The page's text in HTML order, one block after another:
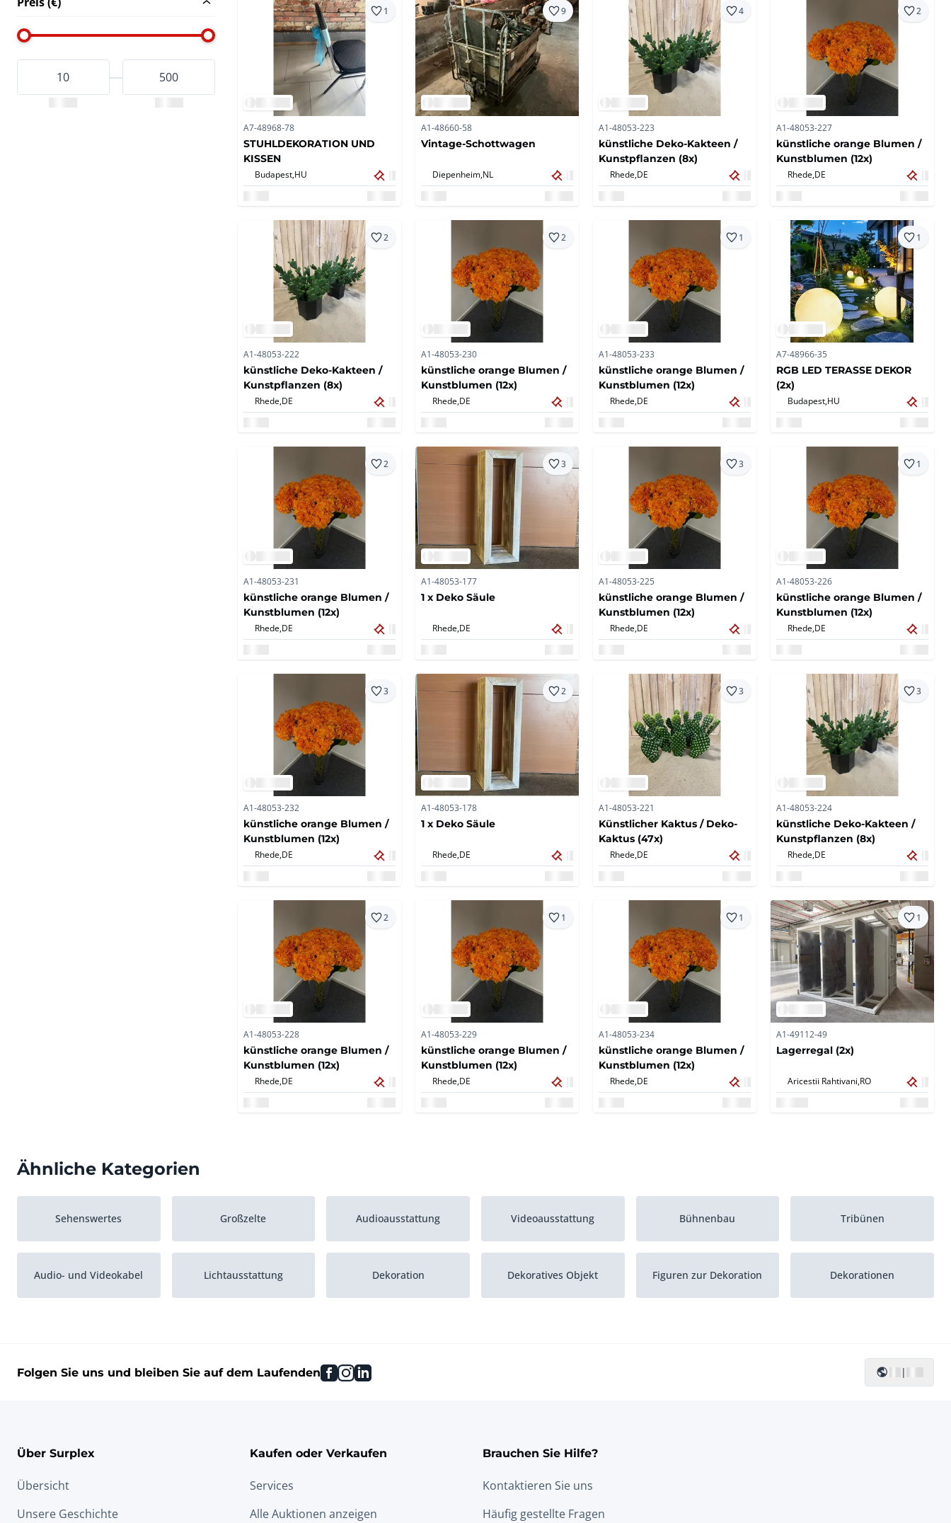
1
A7-48968-78
STUHLDEKORATION UND
KISSEN
Budapest, HU
9
A1-48660-58
Vintage-Schottwagen
Diepenheim, NL
4
A1-48053-223
künstliche Deko-Kakteen /
Kunstpflanzen (8x)
Rhede, DE
2
A1-48053-227
künstliche orange Blumen /
Kunstblumen (12x)
Rhede, DE
2
A1-48053-222
künstliche Deko-Kakteen /
Kunstpflanzen (8x)
Rhede,DE
2
A1-48053-230
künstliche orange Blumen /
Kunstblumen (12x)
Rhede,DE
1
A1-48053-233
künstliche orange Blumen /
Kunstblumen (12x)
Rhede,DE
1
A7-48966-35
RGB LED TERASSE DEKOR
(2x)
Budapest,HU
2
A1-48053-231
künstliche orange Blumen /
Kunstblumen (12x)
Rhede, DE
3
A1-48053-177
1 x Deko Säule
Rhede, DE
3
A1-48053-225
künstliche orange Blumen /
Kunstblumen (12x)
Rhede, DE
1
A1-48053-226
künstliche orange Blumen /
Kunstblumen (12x)
Rhede, DE
3
A1-48053-232
künstliche orange Blumen /
Kunstblumen (12x)
Rhede, DE
2
A1-48053-178
1 x Deko Säule
Rhede, DE
3
A1-48053-221
Künstlicher Kaktus / Deko-
Kaktus (47x)
Rhede, DE
3
A1-48053-224
künstliche Deko-Kakteen /
Kunstpflanzen (8x)
Rhede, DE
2
A1-48053-228
künstliche orange Blumen /
Kunstblumen (12x)
Rhede, DE
1
A1-48053-229
künstliche orange Blumen /
Kunstblumen (12x)
Rhede, DE
1
A1-48053-234
künstliche orange Blumen /
Kunstblumen (12x)
Rhede, DE
1
A1-49112-49
Lagerregal (2x)
Aricestii Rahtivani, RO
Ähnliche Kategorien
Sehenswertes Großzelte Audioausstattung Videoausstattung Bühnenbau Tribünen
Audio- und Videokabel Lichtausstattung Dekoration Dekoratives Objekt Figuren zur Dekoration Dekorationen
Folgen Sie uns und bleiben Sie auf dem Laufenden facebook
instagram
linkedin |
Über Surplex
Übersicht
Unsere Geschichte
Kaufen oder Verkaufen
Services
Alle Auktionen anzeigen
Brauchen Sie Hilfe?
Kontaktieren Sie uns
Häufig gestellte Fragen